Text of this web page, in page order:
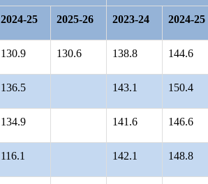
2024-25 2025-26 2023-24 2024-25
130.9 130.6 138.8 144.6
136.5 143.1 150.4
134.9 141.6 146.6
116.1 142.1 148.8